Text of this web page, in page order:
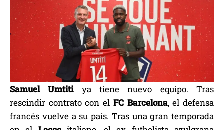
Samuel Umtitiya tiene nuevo equipo. Tras
rescindir contrato con el FC Barcelona, el defensa
francés vuelve a su país. Tras una gran temporada